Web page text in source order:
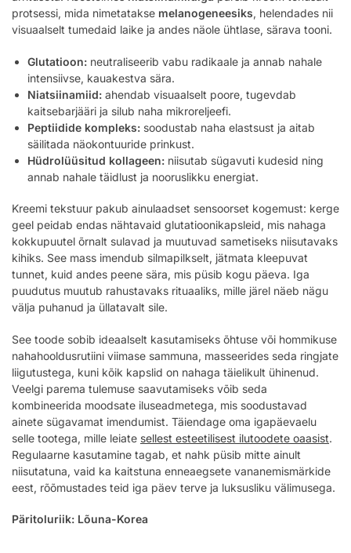
protsessi, mida nimetatakse melanogeneesiks, helendades nii
visuaalselt tumedaid laike ja andes näole ühtlase, särava tooni.
Glutatioon: neutraliseerib vabu radikaale ja annab nahale
intensiivse, kauakestva sära.
Niatsiinamiid: ahendab visuaalselt poore, tugevdab
kaitsebarjääri ja silub naha mikroreljeefi.
Peptiidide kompleks: soodustab naha elastsust ja aitab
säilitada näokontuuride prinkust.
Hüdrolüüsitud kollageen: niisutab sügavuti kudesid ning
annab nahale täidlust ja nooruslikku energiat.
Kreemi tekstuur pakub ainulaadset sensoorset kogemust: kerge
geel peidab endas nähtavaid glutatioonikapsleid, mis nahaga
kokkupuutel õrnalt sulavad ja muutuvad sametiseks niisutavaks
kihiks. See mass imendub silmapilkselt, jätmata kleepuvat
tunnet, kuid andes peene sära, mis püsib kogu päeva. Iga
puudutus muutub rahustavaks rituaaliks, mille järel näeb nägu
välja puhanud ja üllatavalt sile.
See toode sobib ideaalselt kasutamiseks õhtuse või hommikuse
nahahooldusrutiini viimase sammuna, masseerides seda ringjate
liigutustega, kuni kõik kapslid on nahaga täielikult ühinenud.
Veelgi parema tulemuse saavutamiseks võib seda
kombineerida moodsate iluseadmetega, mis soodustavad
ainete sügavamat imendumist. Täiendage oma igapäevaelu
selle tootega, mille leiate sellest esteetilisest ilutoodete oaasist.
Regulaarne kasutamine tagab, et nahk püsib mitte ainult
niisutatuna, vaid ka kaitstuna enneaegsete vananemismärkide
eest, rõõmustades teid iga päev terve ja luksusliku välimusega.
Päritoluriik: Lõuna-Korea